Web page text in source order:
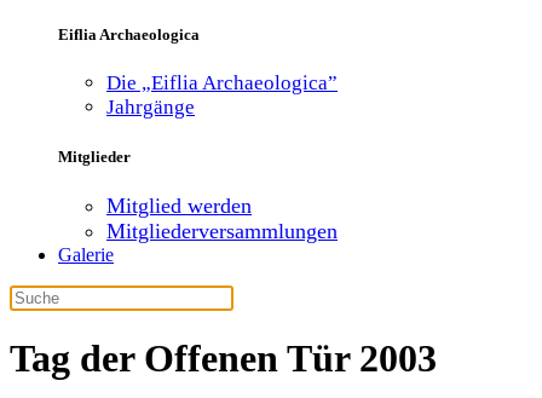
Eiflia Archaeologica
Die „Eiflia Archaeologica”
Jahrgänge
Mitglieder
Mitglied werden
Mitgliederversammlungen
Galerie
Tag der Offenen Tür 2003